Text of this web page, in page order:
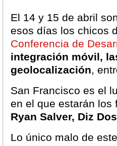
El 14 y 15 de abril
esos días los chicos
Conferencia de
integración móvil,
geolocalización,
San Francisco es el
en el que estarán los
Ryan Salver, Diz
Lo único malo de